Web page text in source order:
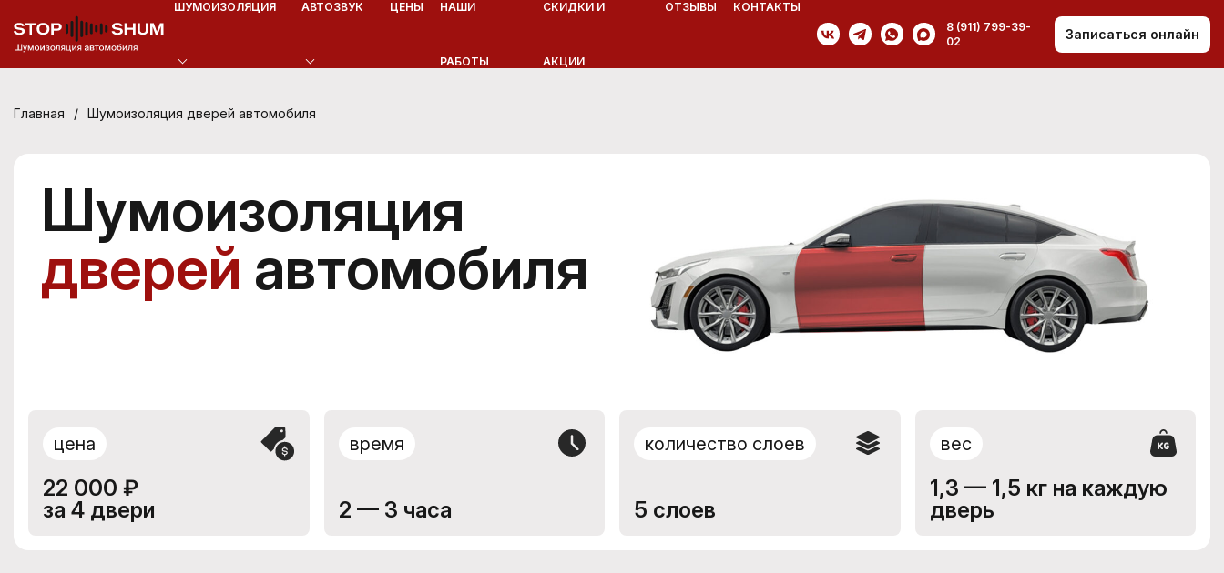
ШУМОИЗОЛЯЦИЯ АВТОЗВУК ЦЕНЫ НАШИ
РАБОТЫ
СКИДКИ И
АКЦИИ
ОТЗЫВЫ
КОНТАКТЫ
8 (911) 799-39-
02
Записаться онлайн
Главная / Шумоизоляция дверей автомобиля
Шумоизоляция
дверей автомобиля
цена
22 000 ₽
за 4 двери
время
2 — 3 часа
количество слоев
5 слоев
вес
1,3 — 1,5 кг на каждую
дверь